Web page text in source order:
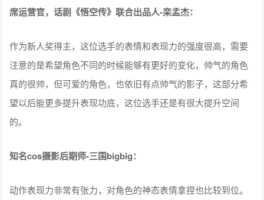
席运营官，话剧《悟空传》联合出品人-栾孟杰：
作为新人奖得主，这位选手的表情和表现力的强度很高，需要
注意的是希望角色不同的时候能够有更好的变化，帅气的角色
真的很帅，但可爱的角色，也依旧有点帅气的影子，这部分希
望以后能更多提升表现功底，这位选手还是有很大提升空间
的。
知名cos摄影后期师-三国bigbig：
动作表现力非常有张力，对角色的神态表情拿捏也比较到位。